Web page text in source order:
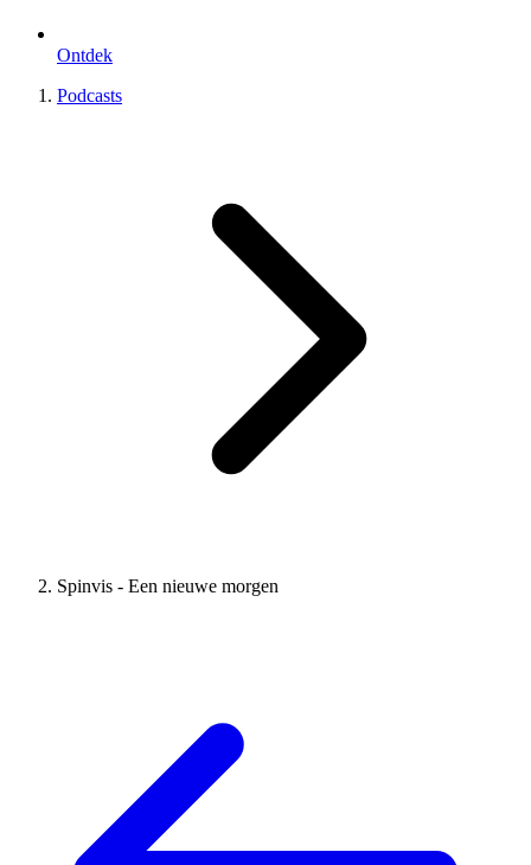
Ontdek
Podcasts
Spinvis - Een nieuwe morgen